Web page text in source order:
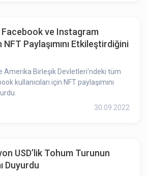
Facebook ve Instagram
NFT Paylaşımını Etkileştirdiğini
Amerika Birleşik Devletleri'ndeki tüm
kullanıcıları için NFT paylaşımını
30.09.2022
USD’lik Tohum Turunun
Duyurdu